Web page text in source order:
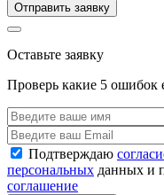
Отправить заявку
Оставьте заявку
Проверь какие 5 ошибок
Подтверждаю
персональных данных и
соглашение